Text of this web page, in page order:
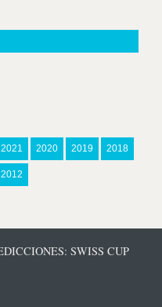
2021 2020 2019 2018
2012
SWISS CUP